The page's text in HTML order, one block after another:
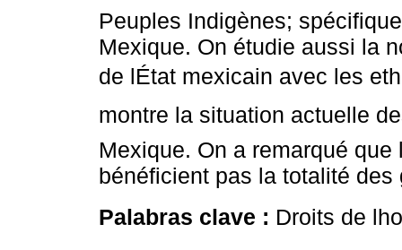
Peuples Indigènes;
Mexique. On étudie aussi la
de lÉtat mexicain avec les
montre la situation actuelle
Mexique. On a remarqué
bénéficient pas la totalité
Palabras clave : Droits de